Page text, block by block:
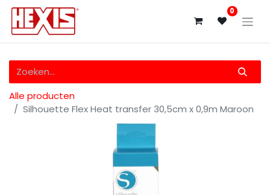
0
Alle producten
Silhouette Flex Heat transfer 30,5cm x 0,9m Maroon